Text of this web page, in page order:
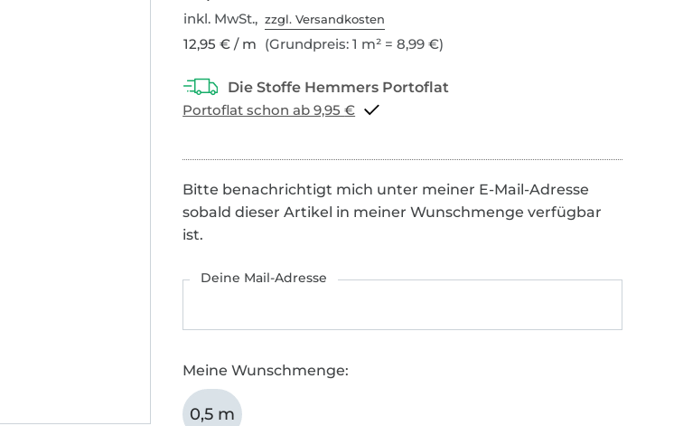
inkl. MwSt.,zzgl. Versandkosten
12,95 € / m (Grundpreis: 1 m² = 8,99 €)
Portoflat schon ab 9,95 €
Bitte benachrichtigt mich unter meiner E-Mail-Adresse
sobald dieser Artikel in meiner Wunschmenge verfügbar
ist.
Deine Mail-Adresse
Meine Wunschmenge:
0,5 m